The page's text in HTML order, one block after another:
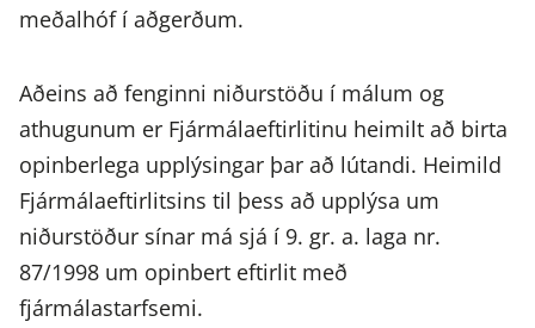
meðalhóf í aðgerðum.
Aðeins að fenginni niðurstöðu í málum og
athugunum er Fjármálaeftirlitinu heimilt að birta
opinberlega upplýsingar þar að lútandi. Heimild
Fjármálaeftirlitsins til þess að upplýsa um
niðurstöður sínar má sjá í 9. gr. a. laga nr.
87/1998 um opinbert eftirlit með
fjármálastarfsemi.